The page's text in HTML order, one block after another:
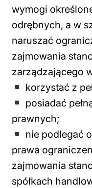
wymogi
odrębnych, a w
naruszać
zajmowania
zarządzającego
korzystać z
posiadać
prawnych;
nie podlegać
prawa
zajmowania
spółkach